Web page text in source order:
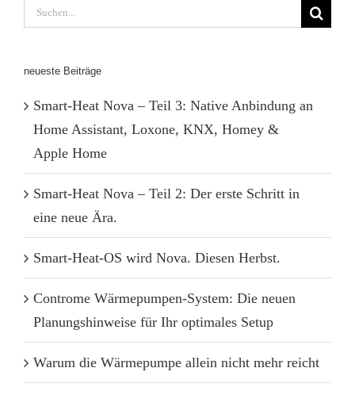
Suche
nach:
neueste Beiträge
Smart-Heat Nova – Teil 3: Native Anbindung an
Home Assistant, Loxone, KNX, Homey &
Apple Home
Smart-Heat Nova – Teil 2: Der erste Schritt in
eine neue Ära.
Smart-Heat-OS wird Nova. Diesen Herbst.
Controme Wärmepumpen-System: Die neuen
Planungshinweise für Ihr optimales Setup
Warum die Wärmepumpe allein nicht mehr reicht